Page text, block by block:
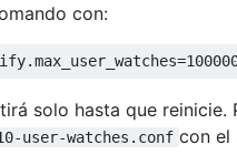
con:
solo hasta que
user-watches.conf con el